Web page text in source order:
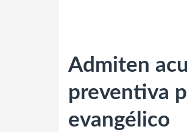
Admiten
preventiva
evangélico